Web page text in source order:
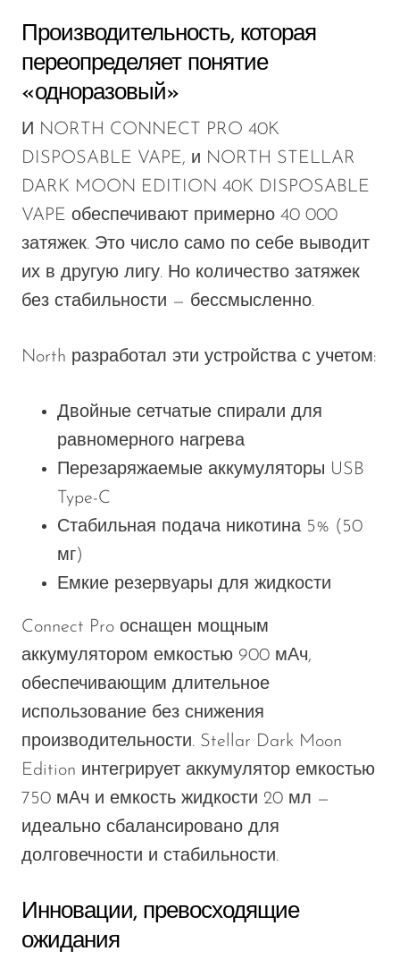
RifBar
REIGN BAR
ROMO
Sigelei
Smarter AirPuffs
SMOK
Snowwolf
So Soul
Spree Bar
Suonon
Suorin
SWFT
TWIST
UWELL
Yo Bar
YOXY
Yovo
Zovoo by Voopoo
Dragbar
Производительность, которая
переопределяет понятие
«одноразовый»
И NORTH CONNECT PRO 40K
DISPOSABLE VAPE, и NORTH STELLAR
DARK MOON EDITION 40K DISPOSABLE
VAPE обеспечивают примерно 40 000
затяжек. Это число само по себе выводит
их в другую лигу. Но количество затяжек
без стабильности — бессмысленно.
North разработал эти устройства с учетом:
Двойные сетчатые спирали для
равномерного нагрева
Перезаряжаемые аккумуляторы USB
Type-C
Стабильная подача никотина 5% (50
мг)
Емкие резервуары для жидкости
Connect Pro оснащен мощным
аккумулятором емкостью 900 мАч,
обеспечивающим длительное
использование без снижения
производительности. Stellar Dark Moon
Edition интегрирует аккумулятор емкостью
750 мАч и емкость жидкости 20 мл —
идеально сбалансировано для
долговечности и стабильности.
Инновации, превосходящие
ожидания